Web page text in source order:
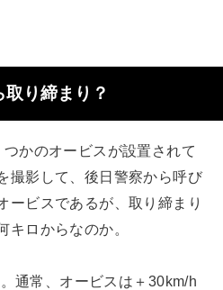
り締まり？
かのオービスが設置されて
撮影して、後日警察から呼び
ービスであるが、取り締まり
キロからなのか。
通常、オービスは＋30km/h